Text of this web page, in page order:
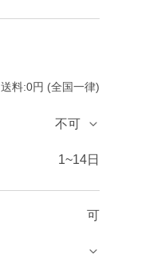
送料:0円 (全国一律)
不可
1~14日
可